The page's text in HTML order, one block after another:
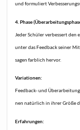
und for­mu­liert
4. Pha­se
Jeder Schü­ler ver­bes­sert
unter das Feed­back sei­ner
sa­gen farb­lich hervor.
Varia­tio­nen:
Feed­back- und
nen natür­lich in ihrer Grö­ße
Erfah­run­gen: